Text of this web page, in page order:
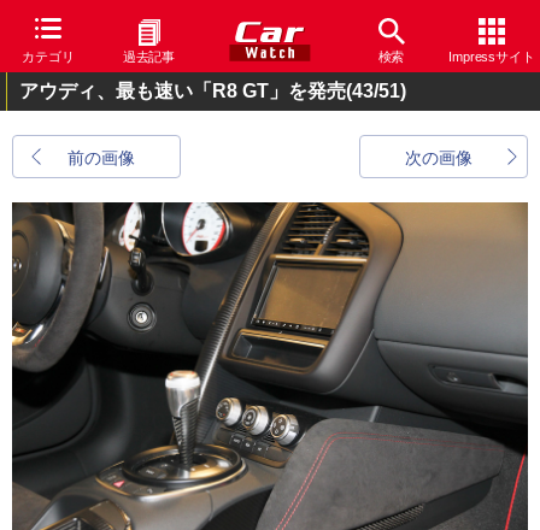
カテゴリ 過去記事 検索 Impressサイト
アウディ、最も速い「R8 GT」を発売(43/51)
前の画像 次の画像